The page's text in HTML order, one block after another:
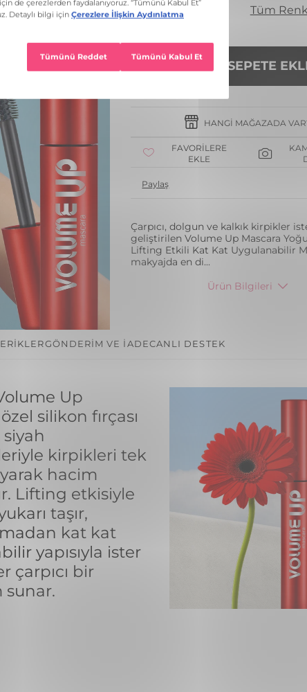
1 Renk Tüm
SEPETE
HANGI MAĞAZADA
FAVORILERE
EKLE
Paylaş
Çarpıcı, dolgun ve kalkık kirpikler
geliştirilen Volume Up Mascara
Lifting Etkili Kat Kat Uygulanabilir
makyajda en di...
Ürün Bilgileri
GÖNDERİM VE İADECANLI DESTEK
Up
silikon fırçası
kirpikleri tek
hacim
Lifting etkisiyle
taşır,
kat kat
yapısıyla ister
çarpıcı bir